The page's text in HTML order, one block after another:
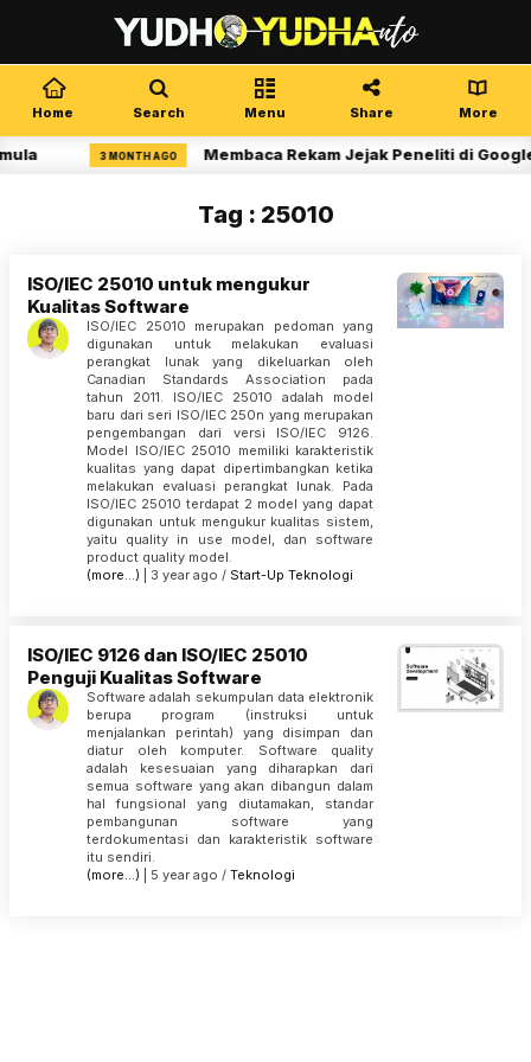
Home Search Menu Share More
3 MONTH AGO Membaca Rekam Jejak Peneliti di
Tag : 25010
ISO/IEC 25010 untuk mengukur
Kualitas Software
ISO/IEC 25010 merupakan pedoman yang
digunakan untuk melakukan evaluasi
perangkat lunak yang dikeluarkan oleh
Canadian Standards Association pada
tahun 2011. ISO/IEC 25010 adalah model
baru dari seri ISO/IEC 250n yang merupakan
pengembangan dari versi ISO/IEC 9126.
Model ISO/IEC 25010 memiliki karakteristik
kualitas yang dapat dipertimbangkan ketika
melakukan evaluasi perangkat lunak. Pada
ISO/IEC 25010 terdapat 2 model yang dapat
digunakan untuk mengukur kualitas sistem,
yaitu quality in use model, dan software
product quality model.
(more…) | 3 year ago / Start-Up Teknologi
ISO/IEC 9126 dan ISO/IEC 25010
Penguji Kualitas Software
Software adalah sekumpulan data elektronik
berupa program (instruksi untuk
menjalankan perintah) yang disimpan dan
diatur oleh komputer. Software quality
adalah kesesuaian yang diharapkan dari
semua software yang akan dibangun dalam
hal fungsional yang diutamakan, standar
pembangunan software yang
terdokumentasi dan karakteristik software
itu sendiri.
(more…) | 5 year ago / Teknologi